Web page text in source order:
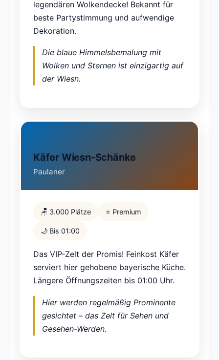
legendären Wolkendecke! Bekannt für
beste Partystimmung und aufwendige
Dekoration.
Die blaue Himmelsbemalung mit
Wolken und Sternen ist einzigartig auf
der Wiesn.
Käfer Wiesn-Schänke
Paulaner
🪑 3.000 Plätze ⭐ Premium
🌙 Bis 01:00
Das VIP-Zelt der Promis! Feinkost Käfer
serviert hier gehobene bayerische Küche.
Längere Öffnungszeiten bis 01:00 Uhr.
Hier werden regelmäßig Prominente
gesichtet – das Zelt für Sehen und
Gesehen-Werden.